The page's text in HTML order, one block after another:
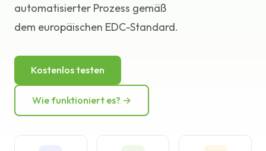
Wissensdatenbank
automatisierter Prozess gemäß
dem europäischen EDC-Standard.
Kostenlos testen
Wie funktioniert es? →